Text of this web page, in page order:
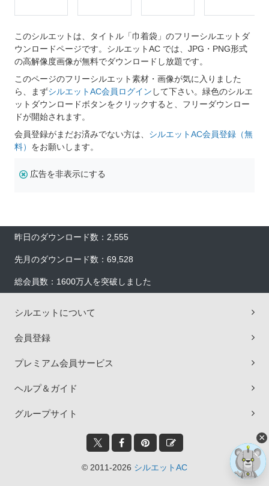
このシルエットは、タイトル「巾着袋」のフリーシルエットダ
ウンロードページです。シルエットAC では、JPG・PNG形式
の高解像度画像が無料でダウンロードし放題です。
このページのフリーシルエット素材・画像が気に入りました
ら、まずシルエットAC会員ログイン して下さい。緑色のシルエ
ットダウンロードボタンをクリックすると、フリーダウンロー
ドが開始されます。
会員登録がまだお済みでない方は、 シルエットAC会員登録（無
料） をお願いします。
広告を非表示にする
昨日のダウンロード数：2,555
先月のダウンロード数：69,528
総会員数：1600万人を突破しました
シルエットについて
会員登録
プレミアム会員サービス
ヘルプ＆ガイド
グループサイト
© 2011-2026 シルエットAC
×